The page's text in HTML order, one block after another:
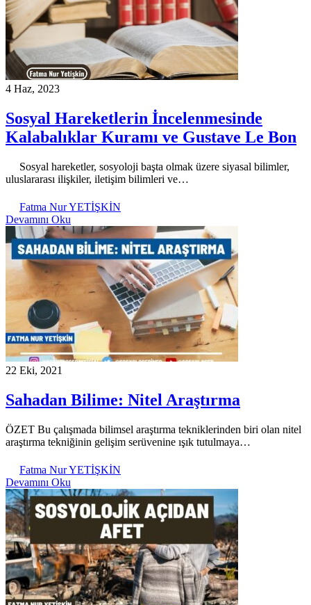
4 Haz, 2023
Sosyal Hareketlerin İncelenmesinde
Kalabalıklar Kuramı ve Gustave Le Bon
Sosyal hareketler, sosyoloji başta olmak üzere siyasal bilimler,
uluslararası ilişkiler, iletişim bilimleri ve…
Fatma Nur YETİŞKİN
Devamını Oku
22 Eki, 2021
Sahadan Bilime: Nitel Araştırma
ÖZET Bu çalışmada bilimsel araştırma tekniklerinden biri olan nitel
araştırma tekniğinin gelişim serüvenine ışık tutulmaya…
Fatma Nur YETİŞKİN
Devamını Oku